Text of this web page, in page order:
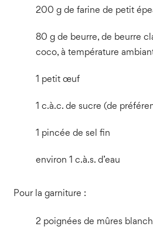
200 g de farine de petit
80 g de beurre, de beurre
coco, à température
1 petit œuf
1 c.à.c. de sucre (de
1 pincée de sel fin
environ 1 c.à.s. d’eau
Pour la garniture :
2 poignées de mûres